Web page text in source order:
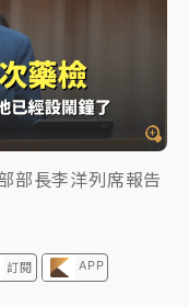
預約開賣一度塞車
抗告成功 今重開羈
天 「紅到發紫」降
部長李洋列席報告
訂閱 APP